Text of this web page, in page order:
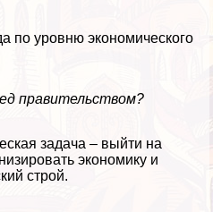
по уровню экономического
правительством?
задача – выйти на
экономику и
строй.